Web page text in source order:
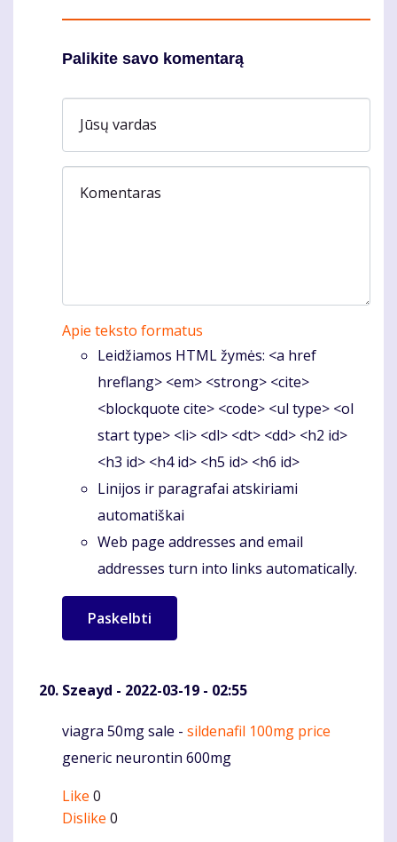
Palikite savo komentarą
Jūsų vardas
Komentaras
Apie teksto formatus
Leidžiamos HTML žymės: <a href
hreflang> <em> <strong> <cite>
<blockquote cite> <code> <ul type> <ol
start type> <li> <dl> <dt> <dd> <h2 id>
<h3 id> <h4 id> <h5 id> <h6 id>
Linijos ir paragrafai atskiriami
automatiškai
Web page addresses and email
addresses turn into links automatically.
Szeayd - 2022-03-19 - 02:55
Komentaras
viagra 50mg sale - sildenafil 100mg price
generic neurontin 600mg
Like 0
Dislike 0